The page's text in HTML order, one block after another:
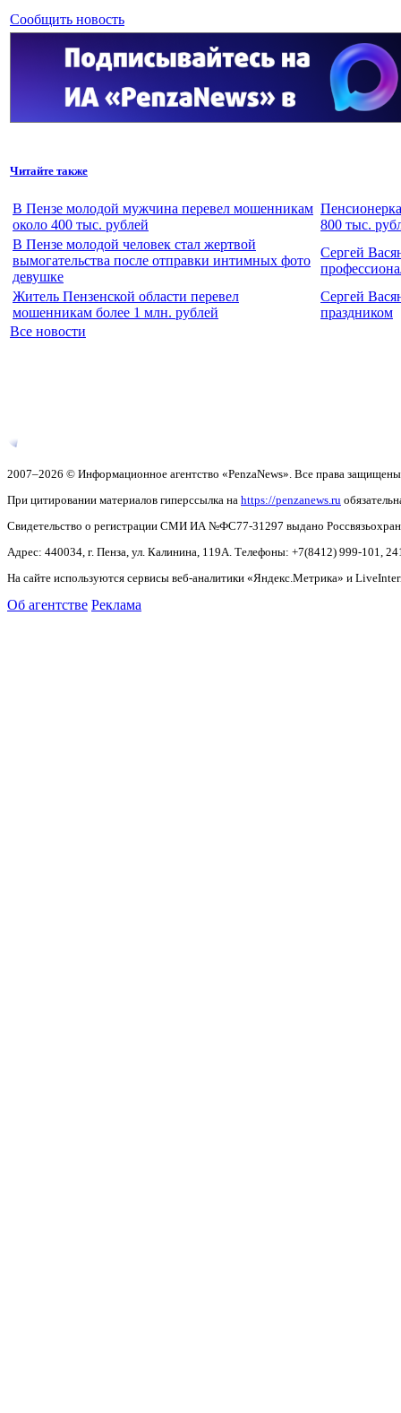
Сообщить новость
Читайте также
В Пензе молодой мужчина перевел мошенникам
около 400 тыс. рублей
800 тыс.
В Пензе молодой человек стал жертвой
вымогательства после отправки интимных фото
девушке
Сергей
Житель Пензенской области перевел
мошенникам более 1 млн. рублей
Сергей
праздником
Все новости
2007–2026 © Информационное агентство «PenzaNews». Все права
При цитировании материалов гиперссылка на https://penzanews.ru
Свидетельство о регистрации СМИ ИА №ФС77-31297 выдано
Адрес: 440034, г. Пенза, ул. Калинина, 119А. Телефоны: +7(8412) 999-101,
На сайте используются сервисы веб-аналитики «Яндекс.Метрика» и
Об агентстве Реклама